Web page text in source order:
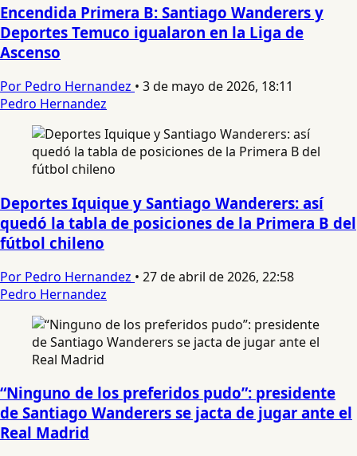
Encendida Primera B: Santiago Wanderers y
Deportes Temuco igualaron en la Liga de
Ascenso
Por Pedro Hernandez • 3 de mayo de 2026, 18:11
Pedro Hernandez
Deportes Iquique y Santiago Wanderers: así
quedó la tabla de posiciones de la Primera B del
fútbol chileno
Por Pedro Hernandez • 27 de abril de 2026, 22:58
Pedro Hernandez
“Ninguno de los preferidos pudo”: presidente
de Santiago Wanderers se jacta de jugar ante el
Real Madrid